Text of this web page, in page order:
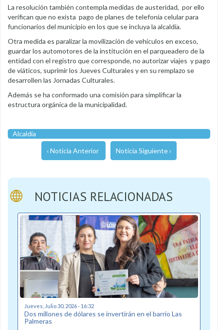
La resolución también contempla medidas de austeridad, por ello
verifican que no exista pago de planes de telefonía celular para
funcionarios del municipio en los que se incluya la alcaldía.
Otra medida es paralizar la movilización de vehículos en exceso,
guardar los automotores de la institución en el parqueadero de la
entidad con el registro que corresponde, no autorizar viajes y pago
de viáticos, suprimir los Jueves Culturales y en su remplazo se
desarrollen las Jornadas Culturales.
Además se ha conformado una comisión para simplificar la
estructura orgánica de la municipalidad.
Alcaldía
‹ Noticia Anterior Noticia Siguiente ›
NOTICIAS RELACIONADAS
Jueves, Julio 30, 2026 - 16:32
Dos millones de dólares se invertirán en el barrio Las
Palmeras